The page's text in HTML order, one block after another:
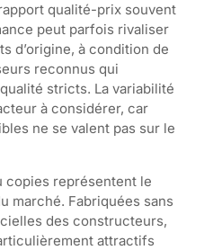
qualité-prix souvent
peut parfois rivaliser
d’origine, à condition de
reconnus qui
stricts. La variabilité
à considérer, car
ne se valent pas sur le
copies représentent le
marché. Fabriquées sans
des constructeurs,
attractifs